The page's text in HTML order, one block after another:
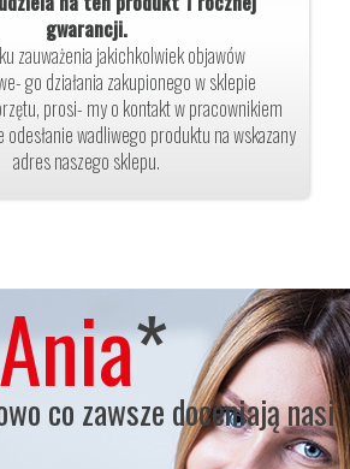
gwarancji.
zauważenia jakichkolwiek objawów
go działania zakupionego w sklepie
prosi- my o kontakt w pracownikiem
odesłanie wadliwego produktu na wskazany
adres naszego sklepu.
*
co zawsze doceniają nasi